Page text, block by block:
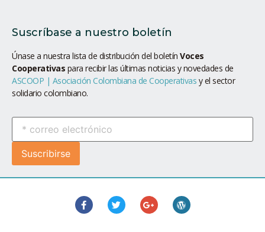
Suscríbase a nuestro boletín
Únase a nuestra lista de distribución del boletín Voces
Cooperativas para recibir las últimas noticias y novedades de
ASCOOP | Asociación Colombiana de Cooperativas y el sector
solidario colombiano.